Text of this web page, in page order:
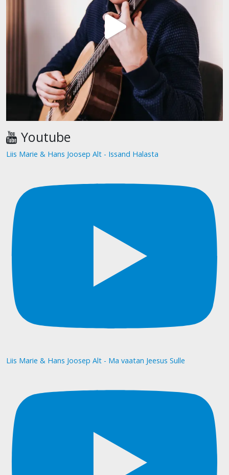
Youtube
Liis Marie & Hans Joosep Alt - Issand Halasta
Liis Marie & Hans Joosep Alt - Ma vaatan Jeesus Sulle